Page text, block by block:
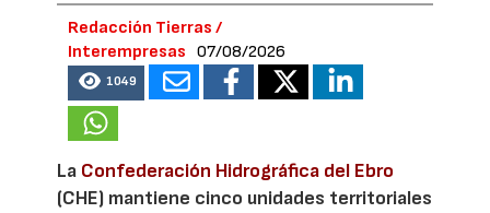
Redacción Tierras /
Interempresas
07/08/2026
1049
La Confederación Hidrográfica del Ebro
(CHE) mantiene cinco unidades territoriales